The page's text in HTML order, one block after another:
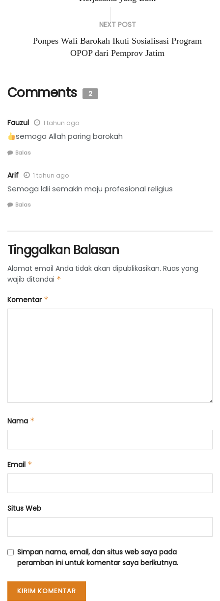
NEXT POST
Ponpes Wali Barokah Ikuti Sosialisasi Program
OPOP dari Pemprov Jatim
Comments 2
Fauzul 1 tahun ago
semoga Allah paring barokah
Balas
Arif 1 tahun ago
Semoga ldii semakin maju profesional religius
Balas
Tinggalkan Balasan
Alamat email Anda tidak akan dipublikasikan. Ruas yang
wajib ditandai *
Komentar *
Nama *
Email *
Situs Web
Simpan nama, email, dan situs web saya pada
peramban ini untuk komentar saya berikutnya.